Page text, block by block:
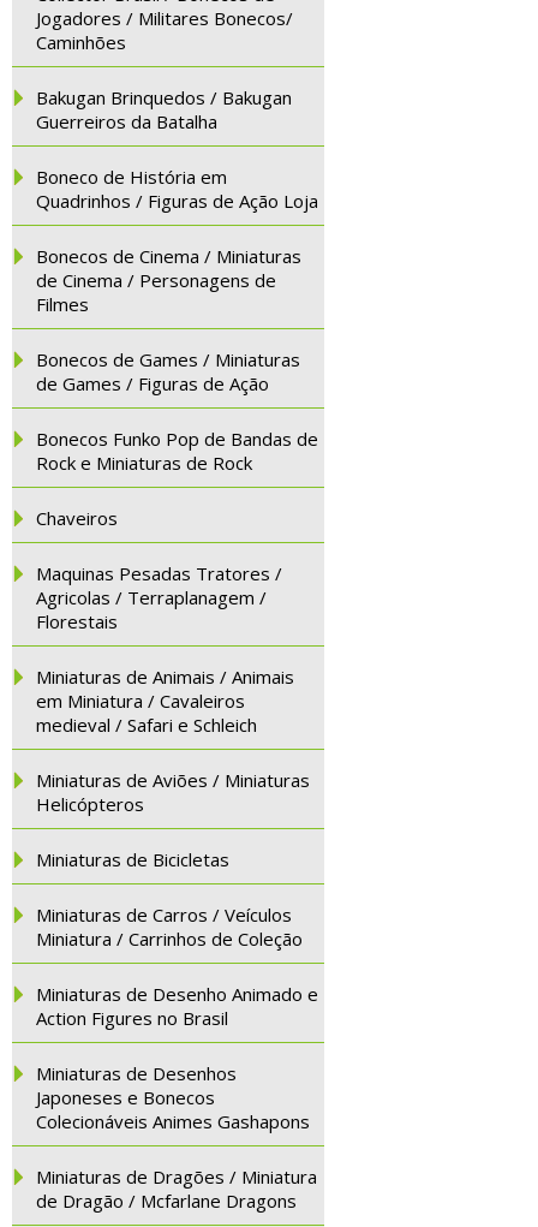
Jogadores / Militares Bonecos/
Caminhões
Bakugan Brinquedos / Bakugan
Guerreiros da Batalha
Boneco de História em
Quadrinhos / Figuras de Ação Loja
Bonecos de Cinema / Miniaturas
de Cinema / Personagens de
Filmes
Bonecos de Games / Miniaturas
de Games / Figuras de Ação
Bonecos Funko Pop de Bandas de
Rock e Miniaturas de Rock
Chaveiros
Maquinas Pesadas Tratores /
Agricolas / Terraplanagem /
Florestais
Miniaturas de Animais / Animais
em Miniatura / Cavaleiros
medieval / Safari e Schleich
Miniaturas de Aviões / Miniaturas
Helicópteros
Miniaturas de Bicicletas
Miniaturas de Carros / Veículos
Miniatura / Carrinhos de Coleção
Miniaturas de Desenho Animado e
Action Figures no Brasil
Miniaturas de Desenhos
Japoneses e Bonecos
Colecionáveis Animes Gashapons
Miniaturas de Dragões / Miniatura
de Dragão / Mcfarlane Dragons